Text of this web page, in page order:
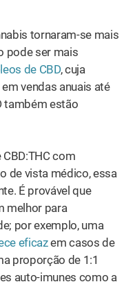
pacientes.
de absorção ainda
utilizado como um
esse método
e o alívio
podem ser uma
que
que doses ultra-
efeitos psicotrópicos
e especialista em
dos supositórios de
experiência dos
distintos.